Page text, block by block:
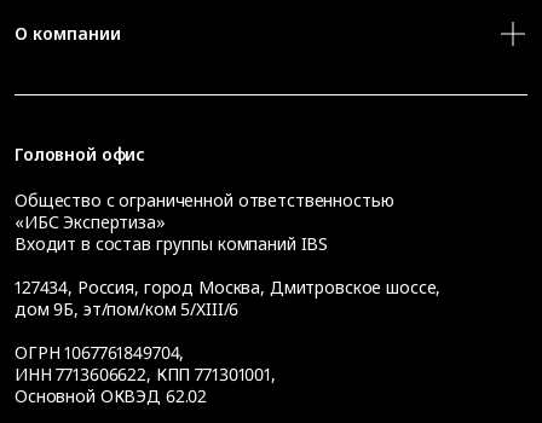
О компании
Головной офис
Общество с ограниченной ответственностью
«ИБС Экспертиза»
Входит в состав группы компаний IBS
127434, Россия, город Москва, Дмитровское шоссе,
дом 9Б, эт/пом/ком 5/XIII/6
ОГРН 1067761849704,
ИНН 7713606622, КПП 771301001,
Основной ОКВЭД 62.02